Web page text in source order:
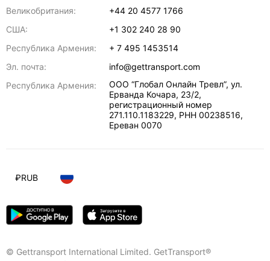
Великобритания:
+44 20 4577 1766
США:
+1 302 240 28 90
Республика Армения:
+ 7 495 1453514
Эл. почта:
info@gettransport.com
Республика Армения:
ООО “Глобал Онлайн Тревл”, ул.
Ерванда Кочара, 23/2,
регистрационный номер
271.110.1183229, РНН 00238516,
Ереван 0070
© Gettransport International Limited. GetTransport®
₽RUB